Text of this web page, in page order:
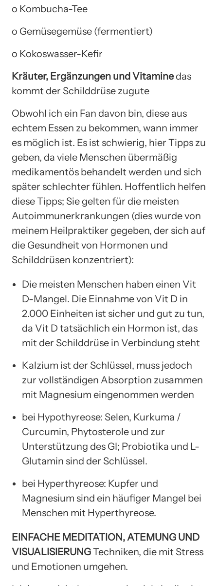
o Kombucha-Tee
o Gemüsegemüse (fermentiert)
o Kokoswasser-Kefir
Kräuter, Ergänzungen und Vitaminedas
kommt der Schilddrüse zugute
Obwohl ich ein Fan davon bin, diese aus
echtem Essen zu bekommen, wann immer
es möglich ist. Es ist schwierig, hier Tipps zu
geben, da viele Menschen übermäßig
medikamentös behandelt werden und sich
später schlechter fühlen. Hoffentlich helfen
diese Tipps; Sie gelten für die meisten
Autoimmunerkrankungen (dies wurde von
meinem Heilpraktiker gegeben, der sich auf
die Gesundheit von Hormonen und
Schilddrüsen konzentriert):
Die meisten Menschen haben einen Vit
D-Mangel. Die Einnahme von Vit D in
2.000 Einheiten ist sicher und gut zu tun,
da Vit D tatsächlich ein Hormon ist, das
mit der Schilddrüse in Verbindung steht
Kalzium ist der Schlüssel, muss jedoch
zur vollständigen Absorption zusammen
mit Magnesium eingenommen werden
bei Hypothyreose: Selen, Kurkuma /
Curcumin, Phytosterole und zur
Unterstützung des GI; Probiotika und L-
Glutamin sind der Schlüssel.
bei Hyperthyreose: Kupfer und
Magnesium sind ein häufiger Mangel bei
Menschen mit Hyperthyreose.
EINFACHE MEDITATION, ATEMUNG UND
VISUALISIERUNGTechniken, die mit Stress
und Emotionen umgehen.